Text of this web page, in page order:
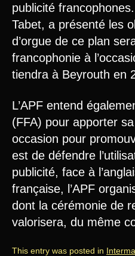
publicité
Tabet, a présenté les
d’orgue de ce plan
francophonie à
tiendra à Beyrouth en
L’APF entend
(FFA) pour apporter
occasion pour
est de défendre
publicité, face à
française, l’APF
dont la cérémonie de
valorisera, du même
This entry was posted in